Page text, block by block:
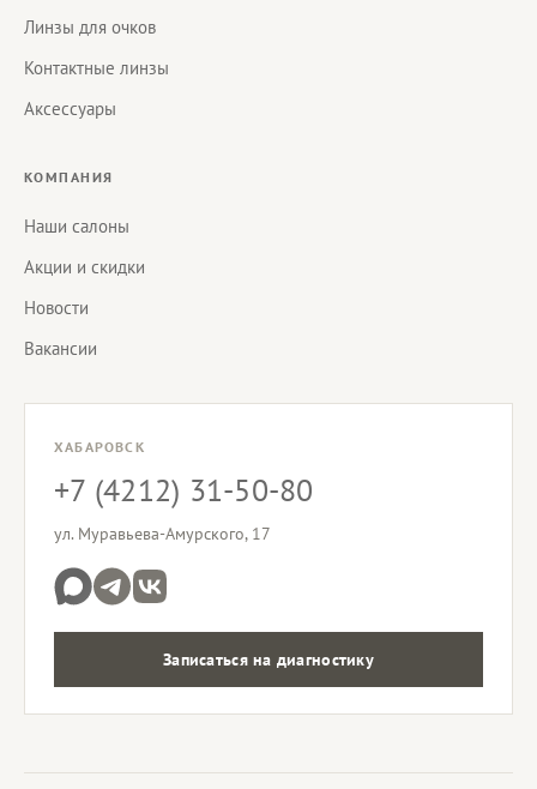
Линзы для очков
Контактные линзы
Аксессуары
КОМПАНИЯ
Наши салоны
Акции и скидки
Новости
Вакансии
ХАБАРОВСК
+7 (4212) 31-50-80
ул. Муравьева-Амурского, 17
Записаться на диагностику